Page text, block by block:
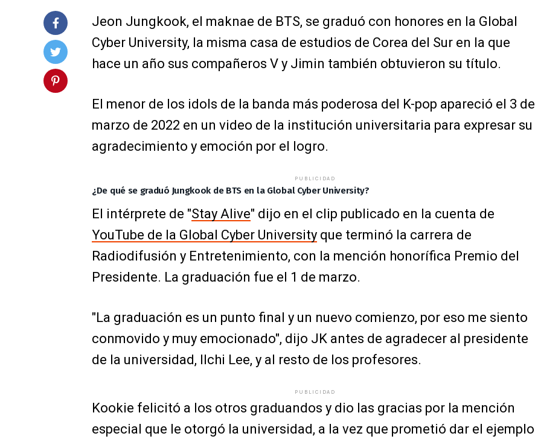
Jeon Jungkook, el maknae de BTS, se graduó con honores en la Global
Cyber University, la misma casa de estudios de Corea del Sur en la que
hace un año sus compañeros V y Jimin también obtuvieron su título.
El menor de los idols de la banda más poderosa del K-pop apareció el 3 de
marzo de 2022 en un video de la institución universitaria para expresar su
agradecimiento y emoción por el logro.
PUBLICIDAD
¿De qué se graduó Jungkook de BTS en la Global Cyber University?
El intérprete de "Stay Alive" dijo en el clip publicado en la cuenta de
YouTube de la Global Cyber University que terminó la carrera de
Radiodifusión y Entretenimiento, con la mención honorífica Premio del
Presidente. La graduación fue el 1 de marzo.
"La graduación es un punto final y un nuevo comienzo, por eso me siento
conmovido y muy emocionado", dijo JK antes de agradecer al presidente
de la universidad, Ilchi Lee, y al resto de los profesores.
PUBLICIDAD
Kookie felicitó a los otros graduandos y dio las gracias por la mención
especial que le otorgó la universidad, a la vez que prometió dar el ejemplo